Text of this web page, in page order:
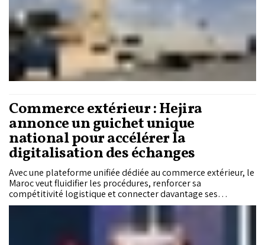
Commerce extérieur : Hejira
annonce un guichet unique
national pour accélérer la
digitalisation des échanges
Avec une plateforme unifiée dédiée au commerce extérieur, le
Maroc veut fluidifier les procédures, renforcer sa
compétitivité logistique et connecter davantage ses
territoires aux chaînes du commerce mondial